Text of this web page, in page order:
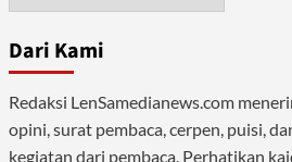
Dari Kami
Redaksi LenSamedianews.com
opini, surat pembaca, cerpen, puisi,
kegiatan dari pembaca. Perhatikan